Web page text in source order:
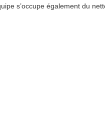
s’occupe également du